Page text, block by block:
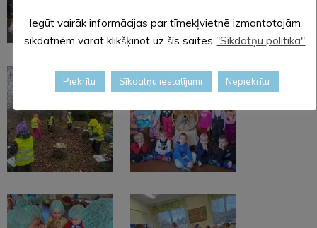
Iegūt vairāk informācijas par tīmekļvietnē izmantotajām
sīkdatnēm varat klikšķinot uz šīs saites "Sīkdatņu politika"
Piekrītu Sīkdatņu iestatījumi Nepiekrītu